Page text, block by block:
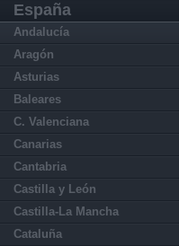
España
Andalucía
Aragón
Asturias
Baleares
C. Valenciana
Canarias
Cantabria
Castilla y León
Castilla-La Mancha
Cataluña